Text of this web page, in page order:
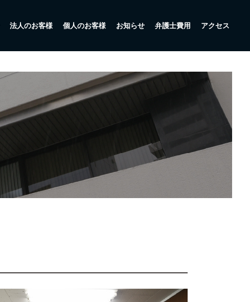
法人のお客様
債権回収 事業承継・事業再生 訴訟対応
個人のお客様
離婚・男女問題 相続 交通事故
お知らせ 弁護士費用 アクセス